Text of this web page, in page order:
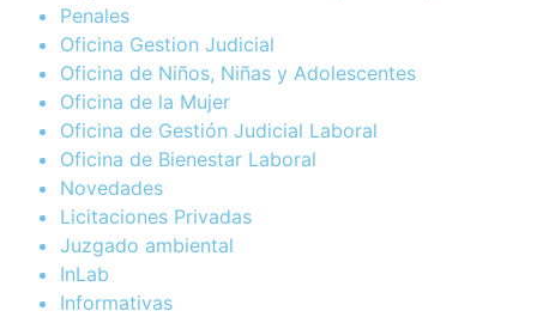
Penales
Oficina Gestion Judicial
Oficina de Niños, Niñas y Adolescentes
Oficina de la Mujer
Oficina de Gestión Judicial Laboral
Oficina de Bienestar Laboral
Novedades
Licitaciones Privadas
Juzgado ambiental
InLab
Informativas